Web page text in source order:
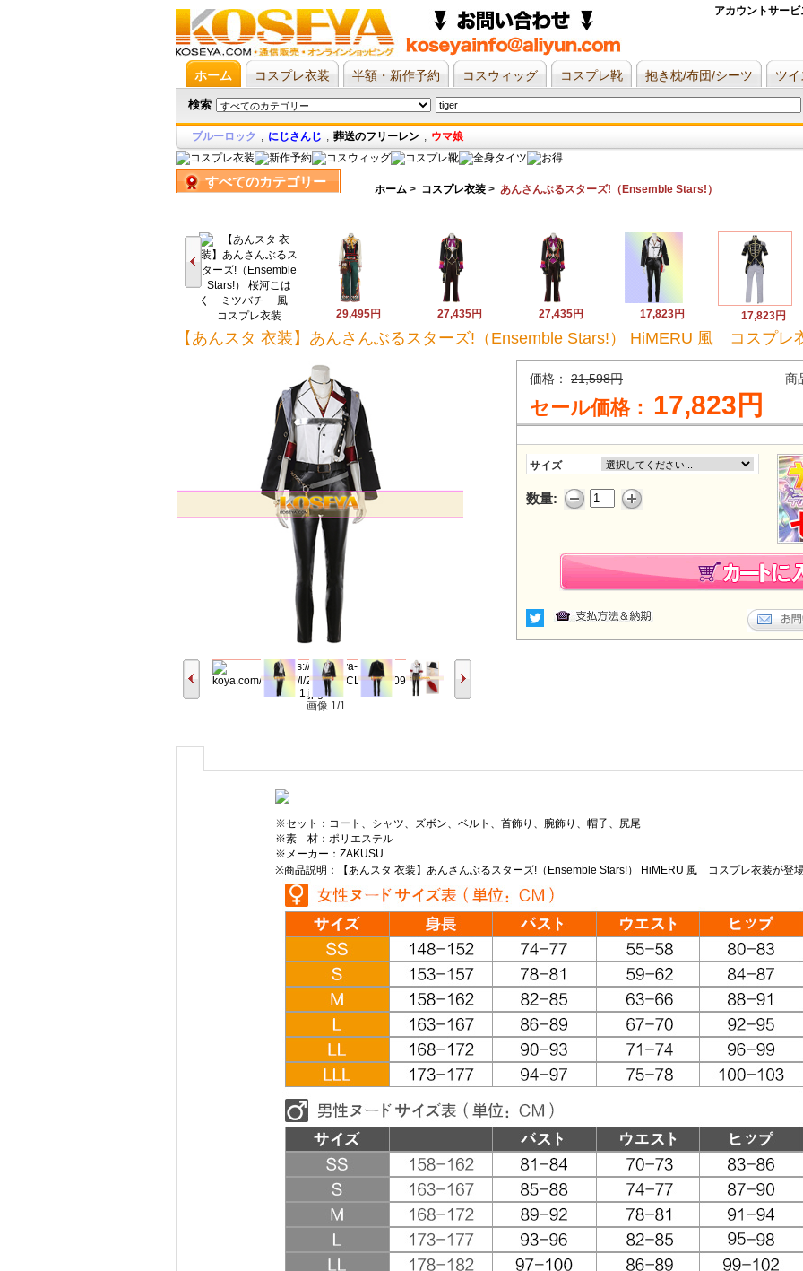
アカウントサービ
ホーム コスプレ衣装 半額・新作予約 コスウィッグ コスプレ靴 抱き枕/布団/シーツ ツイ
検索
ブルーロック , にじさんじ , 葬送のフリーレン , ウマ娘
すべてのカテゴリー ホーム > コスプレ衣装 > あんさんぶるスターズ!（Ensemble Stars!）
24,002円
29,495円 27,435円 27,435円 17,823円 17,823円
【あんスタ 衣装】あんさんぶるスターズ!（Ensemble Stars!） HiMERU 風 コスプレ
画像 1/1
価格： 21,598円 商
セール価格： 17,823円
サイズ
数量:
※セット：コート、シャツ、ズボン、ベルト、首飾り、腕飾り、帽子、尻尾
※素 材：ポリエステル
※メーカー：ZAKUSU
※商品説明：【あんスタ 衣装】あんさんぶるスターズ!（Ensemble Stars!） HiMERU 風 コスプレ衣装が登場